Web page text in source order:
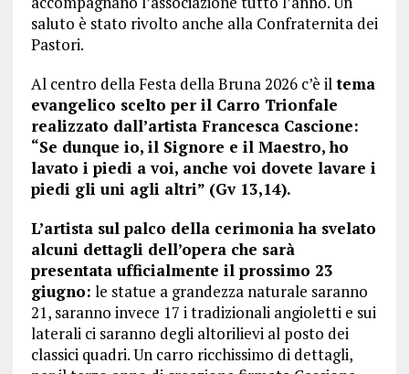
saluto è stato rivolto anche alla Confraternita dei
Pastori.
Al centro della Festa della Bruna 2026 c’è iltema
evangelico scelto per il Carro Trionfale
realizzato dall’artista Francesca Cascione:
“Se dunque io, il Signore e il Maestro, ho
lavato i piedi a voi, anche voi dovete lavare i
piedi gli uni agli altri” (Gv 13,14).
L’artista sul palco della cerimonia ha svelato
alcuni dettagli dell’opera che sarà
presentata ufficialmente il prossimo 23
giugno: le statue a grandezza naturale saranno
21, saranno invece 17 i tradizionali angioletti e sui
laterali ci saranno degli altorilievi al posto dei
classici quadri. Un carro ricchissimo di dettagli,